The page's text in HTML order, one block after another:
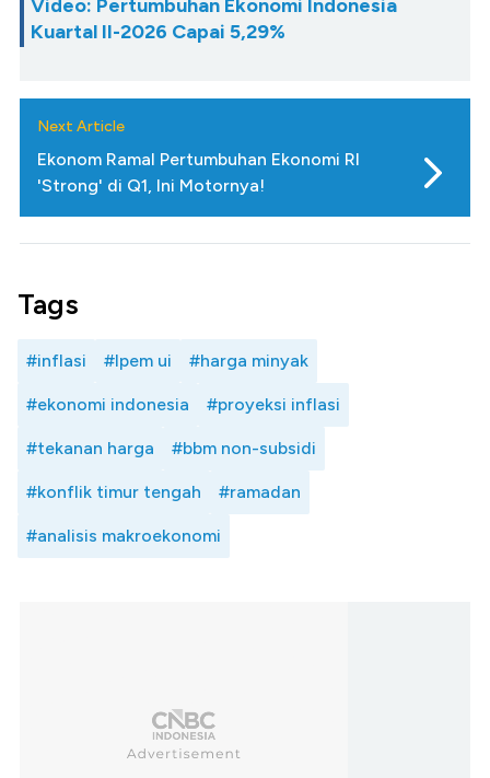
Video: Pertumbuhan Ekonomi Indonesia
Kuartal II-2026 Capai 5,29%
Next Article
Ekonom Ramal Pertumbuhan Ekonomi RI
'Strong' di Q1, Ini Motornya!
Tags
#inflasi #lpem ui #harga minyak
#ekonomi indonesia #proyeksi inflasi
#tekanan harga #bbm non-subsidi
#konflik timur tengah #ramadan
#analisis makroekonomi